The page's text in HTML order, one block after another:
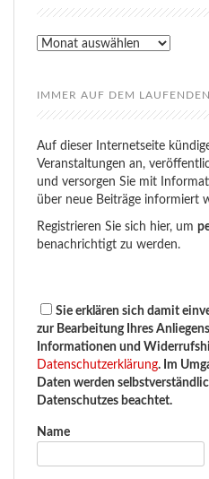
Rückblick
IMMER AUF DEM
Auf dieser Internetseite
Veranstaltungen an,
und versorgen Sie mit
über neue Beiträge informiert
Registrieren Sie sich hier, um
benachrichtigt zu werden.
Sie erklären sich damit
zur Bearbeitung Ihres
Informationen und
Datenschutzerklärung. Im
Daten werden
Datenschutzes beachtet.
Name